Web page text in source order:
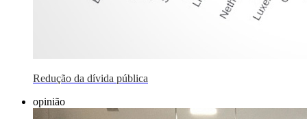
Redução da dívida pública
opinião